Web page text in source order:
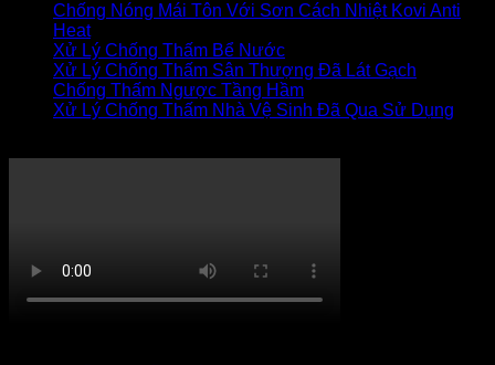
Chống Nóng Mái Tôn Với Sơn Cách Nhiệt Kovi Anti
Heat
Xử Lý Chống Thấm Bể Nước
Xử Lý Chống Thấm Sân Thượng Đã Lát Gạch
Chống Thấm Ngược Tầng Hầm
Xử Lý Chống Thấm Nhà Vệ Sinh Đã Qua Sử Dụng